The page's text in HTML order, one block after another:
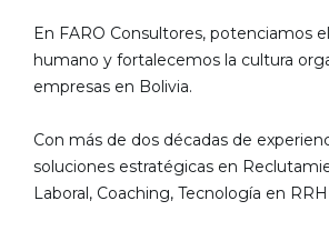
En FARO Consultores, potenciamos
humano y fortalecemos la cultura
empresas en Bolivia.
Con más de dos décadas de
soluciones estratégicas en
Laboral, Coaching, Tecnología en